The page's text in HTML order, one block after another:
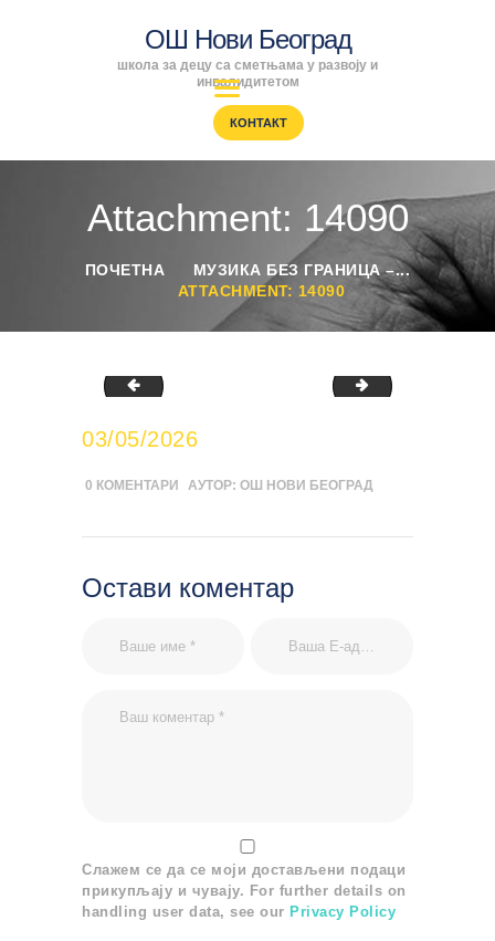
ОШ Нови Београд
школа за децу са сметњама у развоју и
инвалидитетом
КОНТАКТ
Attachment: 14090
ПОЧЕТНА
МУЗИКА БЕЗ ГРАНИЦА –...
ATTACHMENT: 14090
ОШ Нови Београд
школа за децу са сметњама у развоју и инвалидитетом
SRPSKI
ПРОГРАМИ
ШКОЛА
14092 14079
03/05/2026
0 КОМЕНТАРИ АУТОР: ОШ НОВИ БЕОГРАД
Остави коментар
Слажем се да се моји достављени подаци
прикупљају и чувају. For further details on
handling user data, see our Privacy Policy